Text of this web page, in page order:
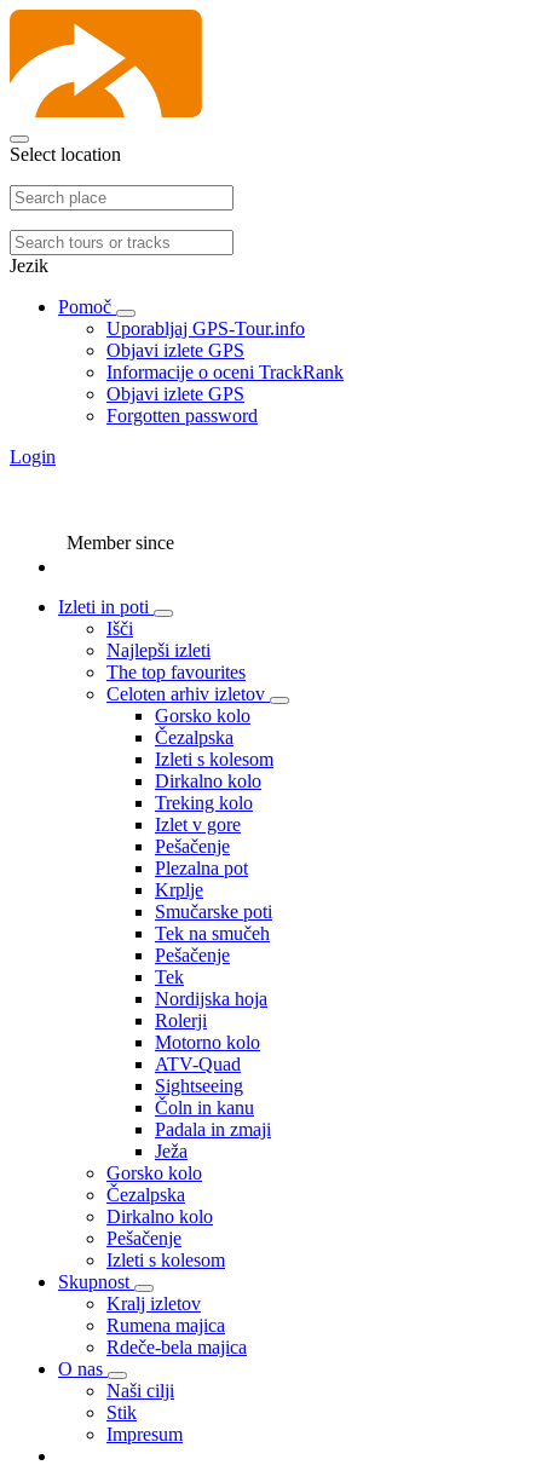
Select location
Jezik
Pomoč
Uporabljaj GPS-Tour.info
Objavi izlete GPS
Informacije o oceni TrackRank
Objavi izlete GPS
Forgotten password
Login
Member since
Izleti in poti
Išči
Najlepši izleti
The top favourites
Celoten arhiv izletov
Gorsko kolo
Čezalpska
Izleti s kolesom
Dirkalno kolo
Treking kolo
Izlet v gore
Pešačenje
Plezalna pot
Krplje
Smučarske poti
Tek na smučeh
Pešačenje
Tek
Nordijska hoja
Rolerji
Motorno kolo
ATV-Quad
Sightseeing
Čoln in kanu
Padala in zmaji
Ježa
Gorsko kolo
Čezalpska
Dirkalno kolo
Pešačenje
Izleti s kolesom
Skupnost
Kralj izletov
Rumena majica
Rdeče-bela majica
O nas
Naši cilji
Stik
Impresum